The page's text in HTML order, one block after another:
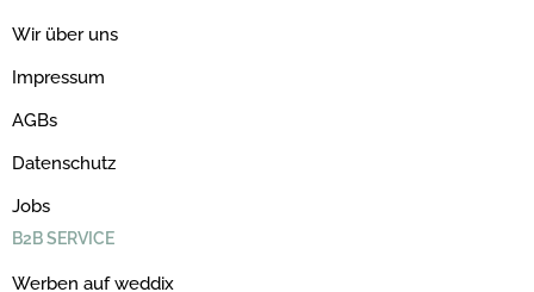
Wir über uns
Impressum
AGBs
Datenschutz
Jobs
B2B SERVICE
Werben auf weddix